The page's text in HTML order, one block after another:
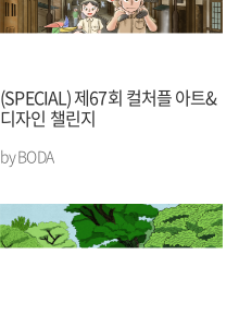
(SPECIAL) 제67회 컬처플 아트&
디자인 챌린지
by BODA